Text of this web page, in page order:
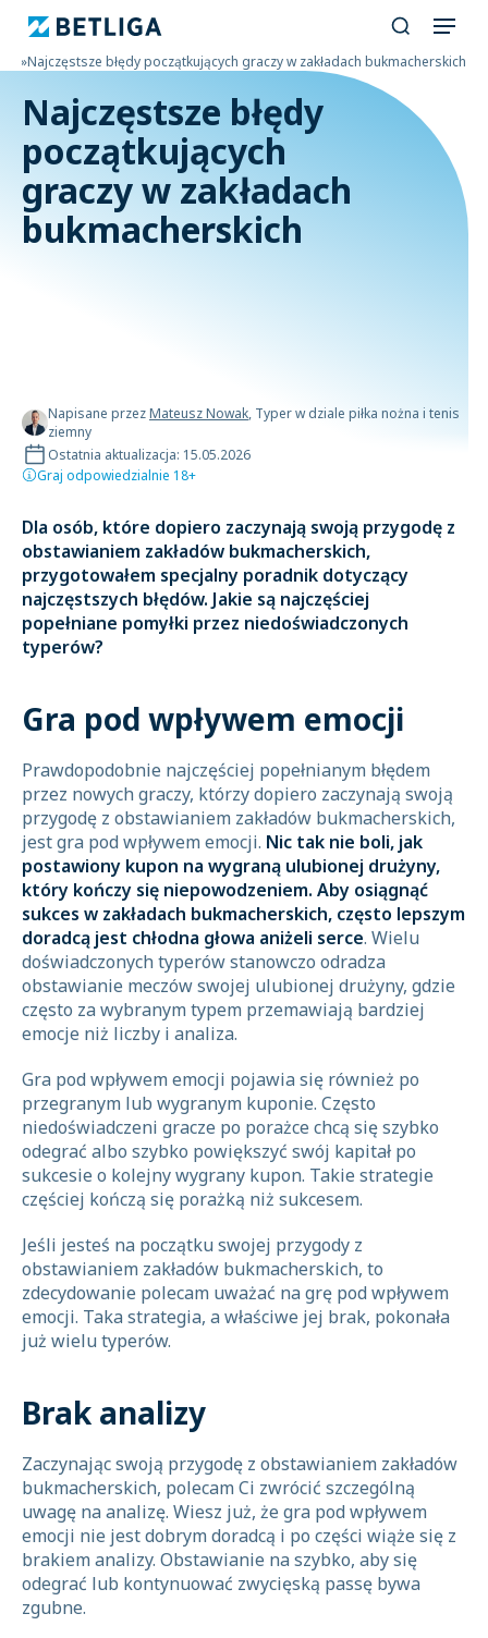
»Najczęstsze błędy początkujących graczy w zakładach bukmacherskich
Najczęstsze błędy
początkujących
graczy w zakładach
bukmacherskich
Napisane przezMateusz Nowak, Typer w dziale piłka nożna i tenis
ziemny
Ostatnia aktualizacja: 15.05.2026
Graj odpowiedzialnie 18+
Dla osób, które dopiero zaczynają swoją przygodę z
obstawianiem zakładów bukmacherskich,
przygotowałem specjalny poradnik dotyczący
najczęstszych błędów. Jakie są najczęściej
popełniane pomyłki przez niedoświadczonych
typerów?
Gra pod wpływem emocji
Prawdopodobnie najczęściej popełnianym błędem
przez nowych graczy, którzy dopiero zaczynają swoją
przygodę z obstawianiem zakładów bukmacherskich,
jest gra pod wpływem emocji. Nic tak nie boli, jak
postawiony kupon na wygraną ulubionej drużyny,
który kończy się niepowodzeniem. Aby osiągnąć
sukces w zakładach bukmacherskich, często lepszym
doradcą jest chłodna głowa aniżeli serce. Wielu
doświadczonych typerów stanowczo odradza
obstawianie meczów swojej ulubionej drużyny, gdzie
często za wybranym typem przemawiają bardziej
emocje niż liczby i analiza.
Gra pod wpływem emocji pojawia się również po
przegranym lub wygranym kuponie. Często
niedoświadczeni gracze po porażce chcą się szybko
odegrać albo szybko powiększyć swój kapitał po
sukcesie o kolejny wygrany kupon. Takie strategie
częściej kończą się porażką niż sukcesem.
Jeśli jesteś na początku swojej przygody z
obstawianiem zakładów bukmacherskich, to
zdecydowanie polecam uważać na grę pod wpływem
emocji. Taka strategia, a właściwe jej brak, pokonała
już wielu typerów.
Brak analizy
Zaczynając swoją przygodę z obstawianiem zakładów
bukmacherskich, polecam Ci zwrócić szczególną
uwagę na analizę. Wiesz już, że gra pod wpływem
emocji nie jest dobrym doradcą i po części wiąże się z
brakiem analizy. Obstawianie na szybko, aby się
odegrać lub kontynuować zwycięską passę bywa
zgubne.